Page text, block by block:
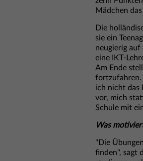
Mädchen
Die
sie ein
neugierig auf
eine IKT-
Am Ende
fortzufahren.
ich nicht das
vor, mich
Schule mit
Was
"Die
finden", sagt